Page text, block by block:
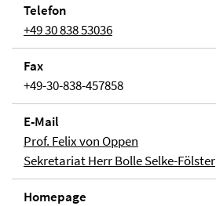
Telefon
+49 30 838 53036
Fax
+49-30-838-457858
E-Mail
Prof. Felix von Oppen
Sekretariat Herr Bolle Selke-Fölster
Home­page